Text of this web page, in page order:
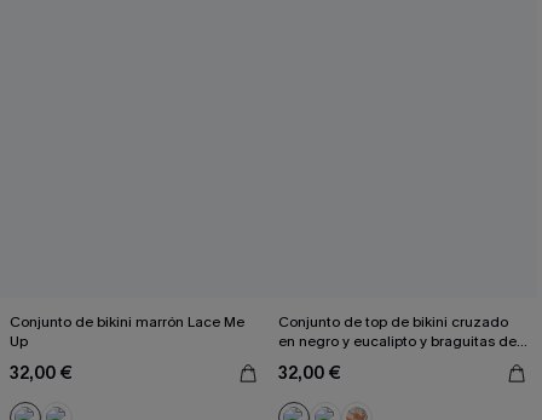
Conjunto de bikini marrón Lace Me
Up
32,00 €
Conjunto de top de bikini cruzado
en negro y eucalipto y braguitas de
32,00 €